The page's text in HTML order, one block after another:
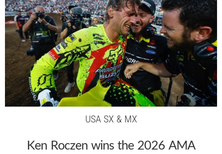
USA SX & MX
Ken Roczen wins the 2026 AMA